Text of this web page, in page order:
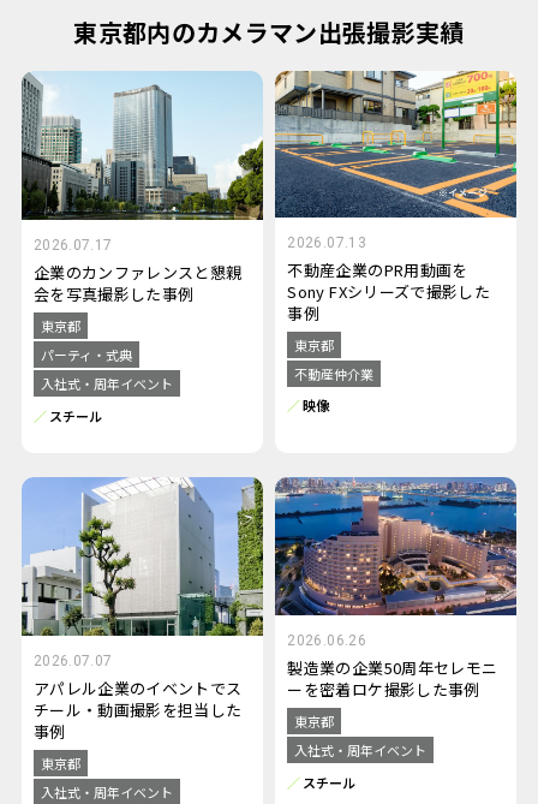
東京都内のカメラマン出張撮影実績
2026.07.17
企業のカンファレンスと懇親
会を写真撮影した事例
東京都
パーティ・式典
入社式・周年イベント
スチール
2026.07.13
不動産企業のPR用動画を
Sony FXシリーズで撮影した
事例
東京都
不動産仲介業
映像
2026.07.07
アパレル企業のイベントでス
チール・動画撮影を担当した
事例
東京都
入社式・周年イベント
2026.06.26
製造業の企業50周年セレモニ
ーを密着ロケ撮影した事例
東京都
入社式・周年イベント
スチール